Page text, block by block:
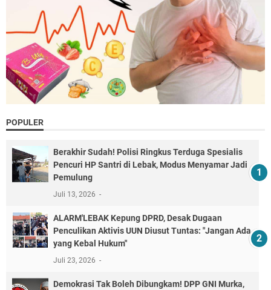
POPULER
Berakhir Sudah! Polisi Ringkus Terduga Spesialis
Pencuri HP Santri di Lebak, Modus Menyamar Jadi
Pemulung
Juli 13, 2026
ALARM'LEBAK Kepung DPRD, Desak Dugaan
Penculikan Aktivis UUN Diusut Tuntas: "Jangan Ada
yang Kebal Hukum"
Juli 23, 2026
Demokrasi Tak Boleh Dibungkam! DPP GNI Murka,